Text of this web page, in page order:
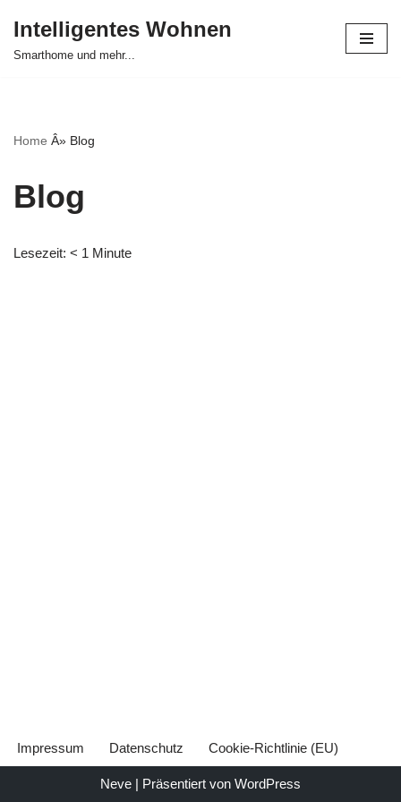
Zum
Intelligentes Wohnen
Smarthome und mehr...
Home Â» Blog
Blog
Lesezeit: < 1 Minute
Impressum Datenschutz Cookie-Richtlinie (EU)
Neve | Präsentiert von WordPress